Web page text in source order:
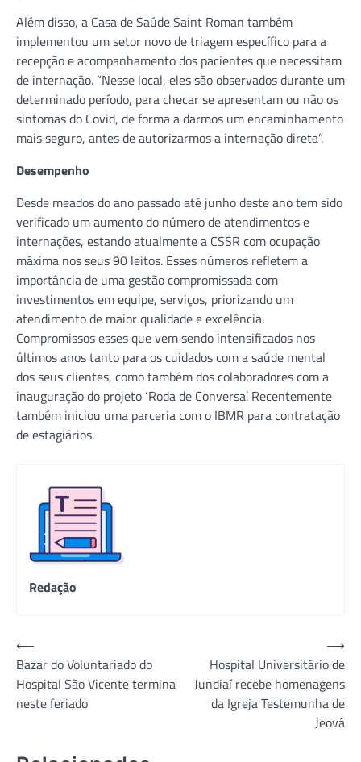
Além disso, a Casa de Saúde Saint Roman também
implementou um setor novo de triagem específico para a
recepção e acompanhamento dos pacientes que necessitam
de internação. “Nesse local, eles são observados durante um
determinado período, para checar se apresentam ou não os
sintomas do Covid, de forma a darmos um encaminhamento
mais seguro, antes de autorizarmos a internação direta”.
Desempenho
Desde meados do ano passado até junho deste ano tem sido
verificado um aumento do número de atendimentos e
internações, estando atualmente a CSSR com ocupação
máxima nos seus 90 leitos. Esses números refletem a
importância de uma gestão compromissada com
investimentos em equipe, serviços, priorizando um
atendimento de maior qualidade e excelência.
Compromissos esses que vem sendo intensificados nos
últimos anos tanto para os cuidados com a saúde mental
dos seus clientes, como também dos colaboradores com a
inauguração do projeto ‘Roda de Conversa’. Recentemente
também iniciou uma parceria com o IBMR para contratação
de estagiários.
Redação
Navegação
de
Post
⟵
Bazar do Voluntariado do
Hospital São Vicente termina
neste feriado
Hospital Universitário de
Jundiaí recebe homenagens
da Igreja Testemunha de
Jeová
⟶